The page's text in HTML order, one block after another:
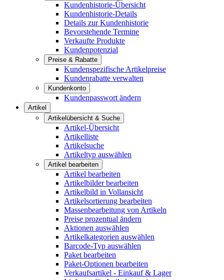
Kundenhistorie-Übersicht
Kundenhistorie-Details
Details zur Kundenhistorie
Bevorstehende Termine
Verkaufte Produkte
Kundenpotenzial
Preise & Rabatte
Kundenspezifische Artikelpreise
Kundenrabatte verwalten
Kundenkonto
Kundenpasswort ändern
Artikel
Artikelübersicht & Suche
Artikel-Übersicht
Artikelliste
Artikelsuche
Artikeltyp auswählen
Artikel bearbeiten
Artikel bearbeiten
Artikelbilder bearbeiten
Artikelbild in Vollansicht
Artikelsortierung bearbeiten
Massenbearbeitung von Artikeln
Preise prozentual ändern
Aktionen auswählen
Artikelkategorien auswählen
Barcode-Typ auswählen
Paket bearbeiten
Paket-Optionen bearbeiten
Verkaufsartikel - Einkauf & Lager